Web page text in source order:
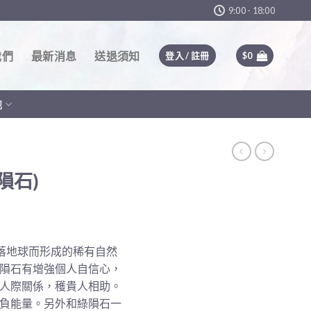
9:00 - 18:00
最新消息 送退須知 登入 / 註冊 $0
石)
地球而形成的稀有自然
石有增強個人自信心，
際關係，穫貴人相助。
能量。另外和綠隕石一